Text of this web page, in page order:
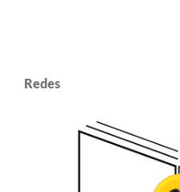
Redes